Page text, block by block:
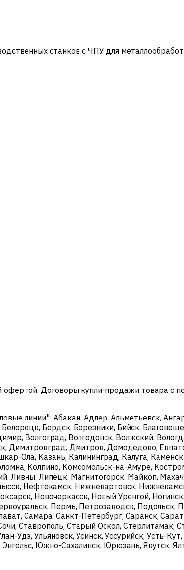
станков с ЧПУ для
офертой. Договоры купли-продажи товара
линии": Абакан, Адлер, Альметьевск,
Бердск, Березники, Бийск,
Волгоград, Волгодонск, Волжский,
Димитровград, Дмитров, Домодедово,
Ола, Казань, Калининград, Калуга,
Колпино, Комсомольск-на-Амуре,
Ливны, Липецк, Магнитогорск, Майкоп,
Нефтекамск, Нижневартовск,
Новочеркасск, Новый Уренгой,
Пермь, Петрозаводск,
Самара, Санкт-Петербург, Саранск,
Ставрополь, Старый Оскол, Стерлитамак,
Удэ, Ульяновск, Усинск, Уссурийск, Усть-
Южно-Сахалинск, Юрюзань, Якутск,